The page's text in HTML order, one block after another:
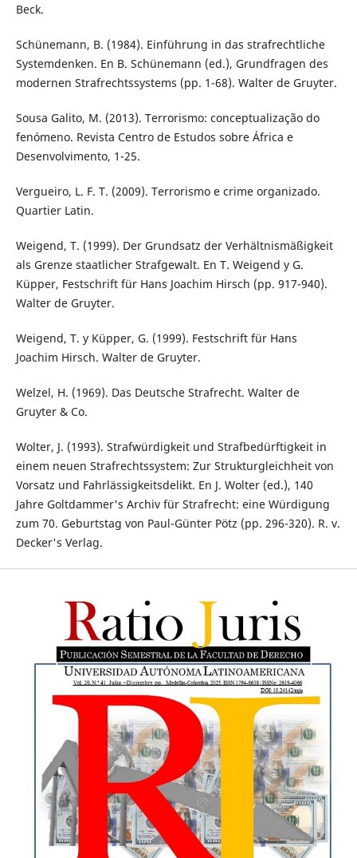
Beck.
Schünemann, B. (1984). Einführung in das strafrechtliche
Systemdenken. En B. Schünemann (ed.), Grundfragen des
modernen Strafrechtssystems (pp. 1-68). Walter de Gruyter.
Sousa Galito, M. (2013). Terrorismo: conceptualização do
fenómeno. Revista Centro de Estudos sobre África e
Desenvolvimento, 1-25.
Vergueiro, L. F. T. (2009). Terrorismo e crime organizado.
Quartier Latin.
Weigend, T. (1999). Der Grundsatz der Verhältnismäßigkeit
als Grenze staatlicher Strafgewalt. En T. Weigend y G.
Küpper, Festschrift für Hans Joachim Hirsch (pp. 917-940).
Walter de Gruyter.
Weigend, T. y Küpper, G. (1999). Festschrift für Hans
Joachim Hirsch. Walter de Gruyter.
Welzel, H. (1969). Das Deutsche Strafrecht. Walter de
Gruyter & Co.
Wolter, J. (1993). Strafwürdigkeit und Strafbedürftigkeit in
einem neuen Strafrechtssystem: Zur Strukturgleichheit von
Vorsatz und Fahrlässigkeitsdelikt. En J. Wolter (ed.), 140
Jahre Goltdammer's Archiv für Strafrecht: eine Würdigung
zum 70. Geburtstag von Paul-Günter Pötz (pp. 296-320). R. v.
Decker's Verlag.